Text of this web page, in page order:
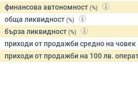
финансова автономност (%)
обща ликвидност (%)
бърза ликвидност (%)
приходи от продажби средно на човек
приходи от продажби на 100 лв.